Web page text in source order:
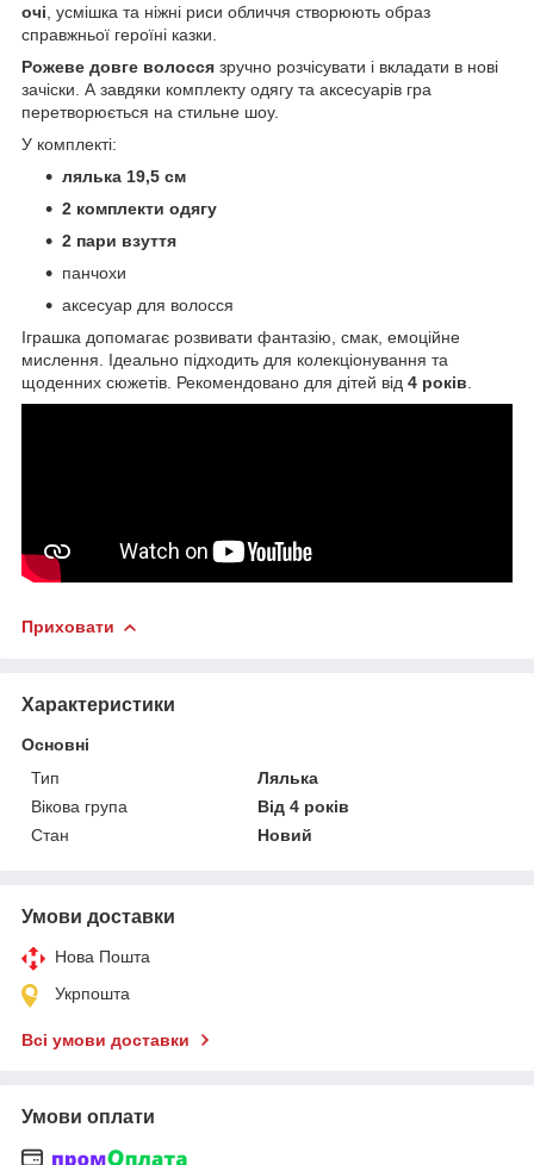
очі , усмішка та ніжні риси обличчя створюють образ
справжньої героїні казки.
Рожеве довге волосся зручно розчісувати і вкладати в нові
зачіски. А завдяки комплекту одягу та аксесуарів гра
перетворюється на стильне шоу.
У комплекті:
лялька 19,5 см
2 комплекти одягу
2 пари взуття
панчохи
аксесуар для волосся
Іграшка допомагає розвивати фантазію, смак, емоційне
мислення. Ідеально підходить для колекціонування та
щоденних сюжетів. Рекомендовано для дітей від 4 років
Приховати
Характеристики
Основні
Тип
Лялька
Вікова група
Від 4 років
Стан
Новий
Умови доставки
Нова Пошта
Укрпошта
Всі умови доставки
Умови оплати